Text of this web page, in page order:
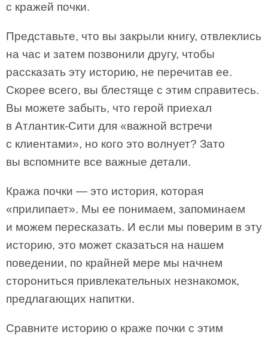
с кражей почки.
Представьте, что вы закрыли книгу, отвлеклись
на час и затем позвонили другу, чтобы
рассказать эту историю, не перечитав ее.
Скорее всего, вы блестяще с этим справитесь.
Вы можете забыть, что герой приехал
в Атлантик-Сити для «важной встречи
с клиентами», но кого это волнует? Зато
вы вспомните все важные детали.
Кража почки — это история, которая
«прилипает». Мы ее понимаем, запоминаем
и можем пересказать. И если мы поверим в эту
историю, это может сказаться на нашем
поведении, по крайней мере мы начнем
сторониться привлекательных незнакомок,
предлагающих напитки.
Сравните историю о краже почки с этим